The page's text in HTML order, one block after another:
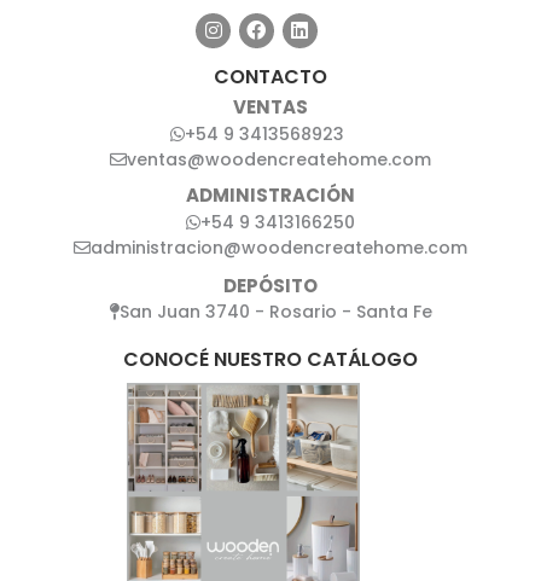
CONTACTO
VENTAS
+54 9 3413568923
ventas@woodencreatehome.com
ADMINISTRACIÓN
+54 9 3413166250
administracion@woodencreatehome.com
DEPÓSITO
San Juan 3740 - Rosario - Santa Fe
CONOCÉ NUESTRO CATÁLOGO